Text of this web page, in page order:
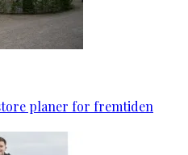
planer for fremtiden